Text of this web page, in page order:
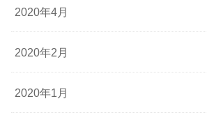
2020年4月
2020年2月
2020年1月